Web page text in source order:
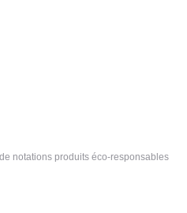
notations produits éco-responsables